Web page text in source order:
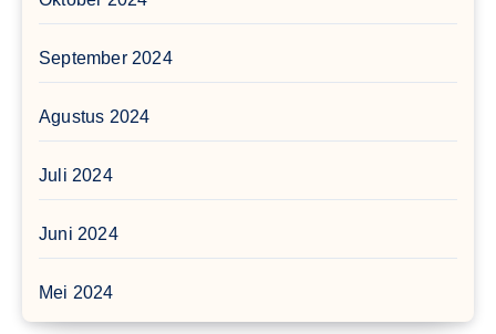
September 2024
Agustus 2024
Juli 2024
Juni 2024
Mei 2024